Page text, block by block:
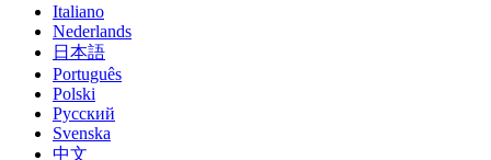
Italiano
Nederlands
日本語
Português
Polski
Русский
Svenska
中文